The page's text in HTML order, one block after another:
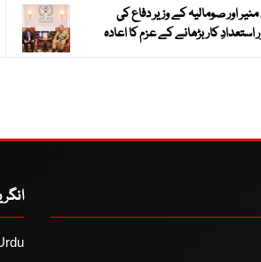
اور صومالیہ کے وزیر دفاع کی
استعدادِ کار بڑھانے کے عزم کا اعادہ